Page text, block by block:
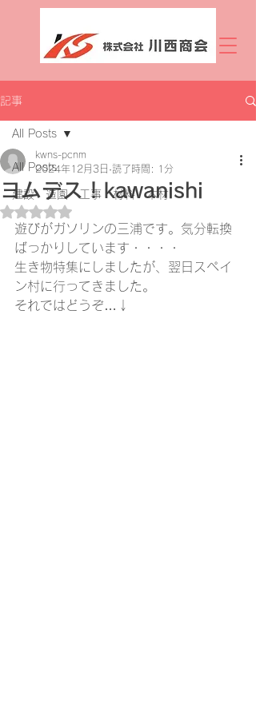
記事
All Posts
建設 造園 工事 材料 木材
All Posts
ヨムデス！kawanishi
kwns-pcnm
2024年12月3日 読了時間: 1分
5つ星のうちNaNと評価されています。
遊びがガソリンの三浦です。気分転換
ばっかりしています・・・・
生き物特集にしましたが、翌日スペイ
ン村に行ってきました。
それではどうぞ…↓